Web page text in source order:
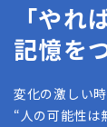
「やれ
記憶を
変化の激しい
“人の可能性は